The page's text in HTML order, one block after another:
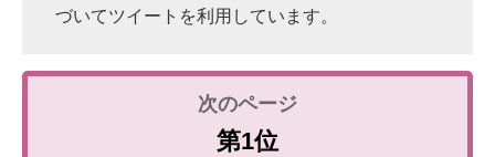
づいてツイートを利用しています。
第1位